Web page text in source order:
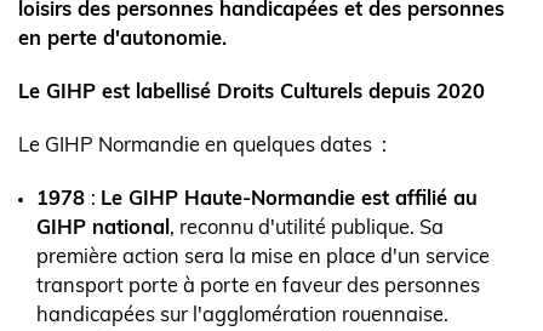
loisirs des personnes handicapées et des personnes
en perte d'autonomie.
Le GIHP est labellisé Droits Culturels depuis 2020
Le GIHP Normandie en quelques dates :
1978 : Le GIHP Haute-Normandie est affilié au
GIHP national , reconnu d'utilité publique. Sa
première action sera la mise en place d'un service
transport porte à porte en faveur des personnes
handicapées sur l'agglomération rouennaise.